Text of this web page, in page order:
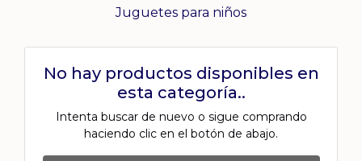
Juguetes para niños
No hay productos disponibles en
esta categoría..
Intenta buscar de nuevo o sigue comprando
haciendo clic en el botón de abajo.